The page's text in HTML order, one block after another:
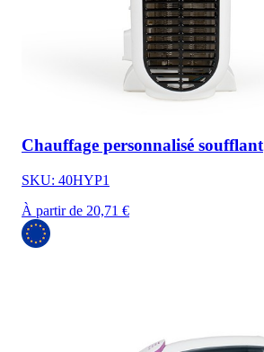
Chauffage personnalisé soufflant
SKU: 40HYP1
À partir de 20,71 €